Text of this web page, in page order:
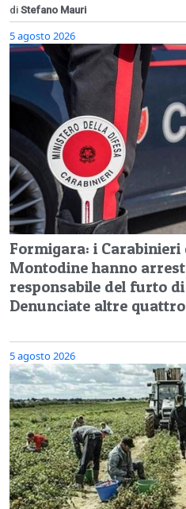
di Stefano Mauri
5 agosto 2026
Formigara: i Carabinieri
Montodine hanno
responsabile del furto di
Denunciate altre
5 agosto 2026